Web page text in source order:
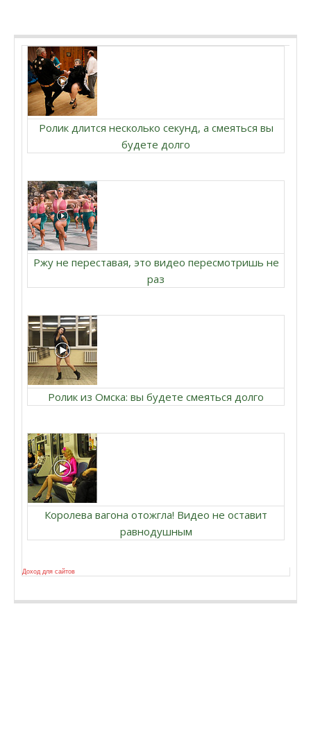
Ролик длится несколько секунд, а смеяться вы
будете долго
Ржу не переставая, это видео пересмотришь не
раз
Ролик из Омска: вы будете смеяться долго
Королева вагона отожгла! Видео не оставит
равнодушным
Доход для сайтов